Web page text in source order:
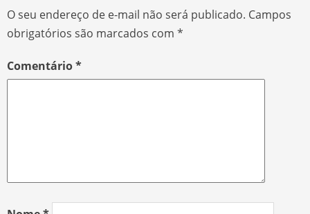
O seu endereço de e-mail não será publicado. Campos
obrigatórios são marcados com *
Comentário*